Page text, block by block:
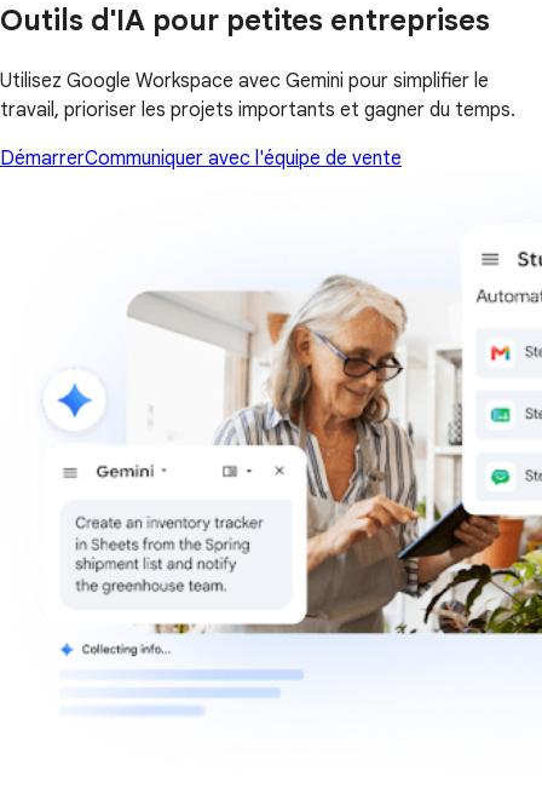
Outils d'IA pour petites entreprises
Utilisez Google Workspace avec Gemini pour simplifier le
travail, prioriser les projets importants et gagner du temps.
DémarrerCommuniquer avec l'équipe de vente